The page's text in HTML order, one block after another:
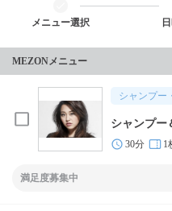
メニュー選択
MEZONメニュー
シャンプー
シャンプー
30分 1
満足度募集中